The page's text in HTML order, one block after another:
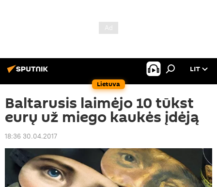
Lietuva
LIT
Baltarusis laimėjo 10 tūkst
eurų už miego kaukės įdėją
18:36 30.04.2017